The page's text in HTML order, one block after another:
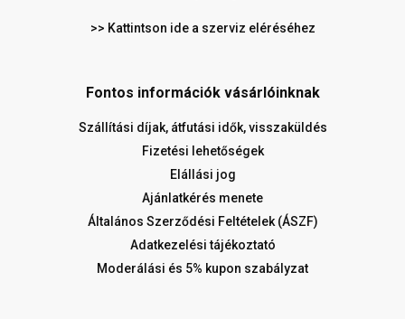
>> Kattintson ide a szerviz eléréséhez
Fontos információk vásárlóinknak
Szállítási díjak, átfutási idők, visszaküldés
Fizetési lehetőségek
Elállási jog
Ajánlatkérés menete
Általános Szerződési Feltételek (ÁSZF)
Adatkezelési tájékoztató
Moderálási és 5% kupon szabályzat